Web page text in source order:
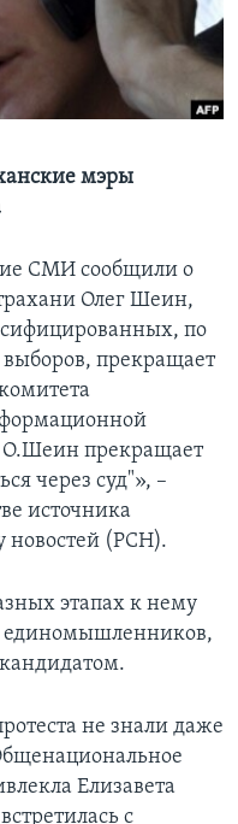
мэры
СМИ сообщили о
Олег Шеин,
по
прекращает
О.Шеин прекращает
через суд"», –
источника
новостей (РСН).
этапах к нему
единомышленников,
не знали даже
Елизавета
с